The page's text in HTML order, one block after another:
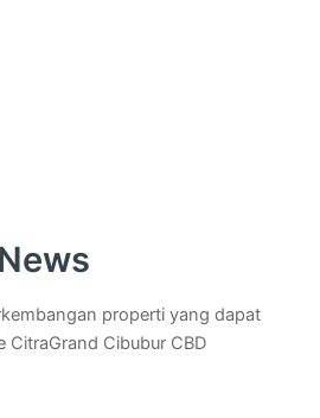
properti yang dapat
CitraGrand Cibubur CBD